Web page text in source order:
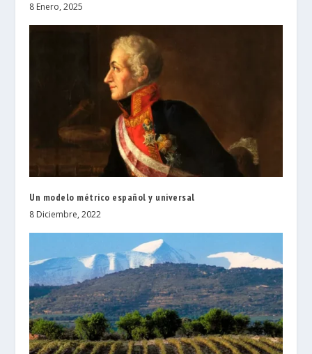
8 Enero, 2025
Un modelo métrico español y universal
8 Diciembre, 2022